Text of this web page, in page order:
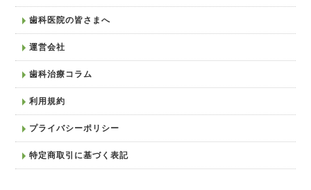
歯科医院の皆さまへ
運営会社
歯科治療コラム
利用規約
プライバシーポリシー
特定商取引に基づく表記